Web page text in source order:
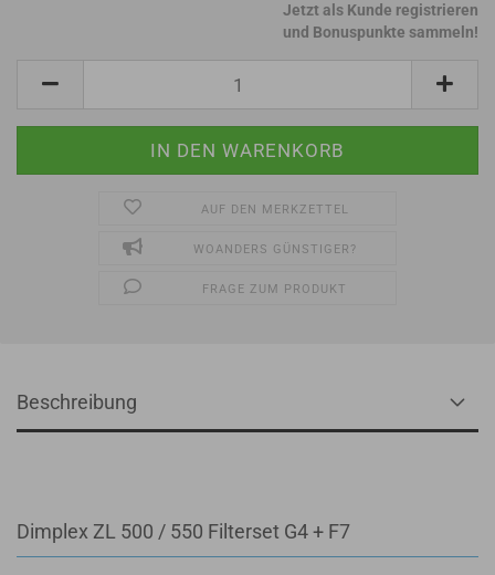
Jetzt als Kunde registrieren
und Bonuspunkte sammeln!
AUF DEN MERKZETTEL
WOANDERS GÜNSTIGER?
FRAGE ZUM PRODUKT
Beschreibung
Dimplex ZL 500 / 550 Filterset G4 + F7